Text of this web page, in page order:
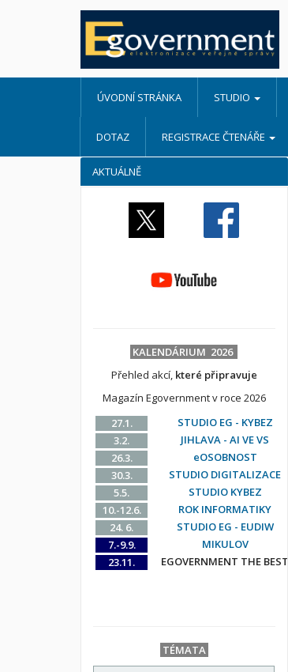
ÚVODNÍ STRÁNKA STUDIO
DOTAZ REGISTRACE ČTENÁŘE
AKTUÁLNĚ
KALENDÁRIUM 2026
Přehled akcí, které připravuje
Magazín Egovernment v roce 2026
27.1.
STUDIO EG - KYBEZ
3.2.
JIHLAVA - AI VE VS
26.3.
eOSOBNOST
30.3.
STUDIO DIGITALIZACE
5.5.
STUDIO KYBEZ
10.-12.6.
ROK INFORMATIKY
24. 6.
STUDIO EG - EUDIW
7.-9.9.
MIKULOV
23.11.
EGOVERNMENT THE BEST
TÉMATA